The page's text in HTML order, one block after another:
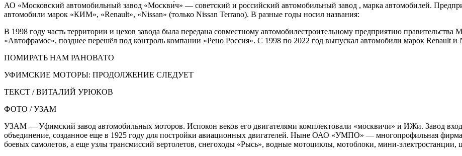
АО «Московский автомобильный завод «Москви́ч» — советский и российский автомобильный завод , марка автомобилей.
автомобили марок «КИМ», «Renault», «Nissan» (только Nissan Terrano). В разные годы носил названия:
В 1998 году часть территории и цехов завода была передана совместному автомобилестроительному предприятию правительства
«Автофрамос», позднее перешёл под контроль компании «Рено Россия». С 1998 по 2022 год выпускал автомобили марок Renault и
ПОМИРАТЬ НАМ РАНОВАТО
УФИМСКИЕ МОТОРЫ: ПРОДОЛЖЕНИЕ СЛЕДУЕТ
ТЕКСТ / ВИТАЛИЙ УРЮКОВ
ФОТО / УЗАМ
УЗАМ — Уфимский завод автомобильных моторов. Испокон веков его двигателями комплектовали «москвичи» и ИЖи. Завод
объединение, созданное еще в 1925 году для постройки авиационных двигателей. Ныне ОАО «УМПО» — многопрофильная
боевых самолетов, а еще узлы трансмиссий вертолетов, снегоходы «Рысь», водные мотоциклы, мотоблоки, мини-электростанции,